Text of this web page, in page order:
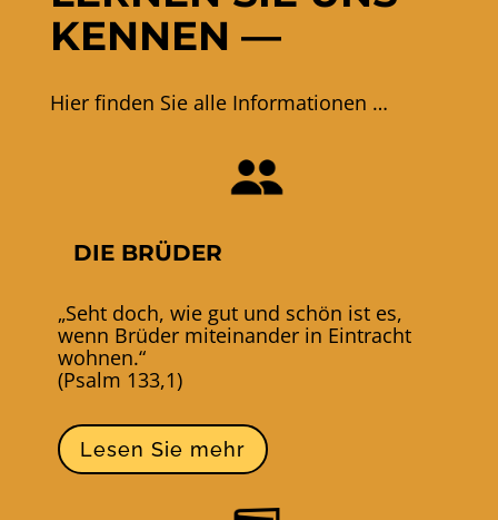
KENNEN —
Hier finden Sie alle Informationen …
DIE BRÜDER
„Seht doch, wie gut und schön ist es,
wenn Brüder miteinander in Eintracht
wohnen.“
(Psalm 133,1)
Lesen Sie mehr